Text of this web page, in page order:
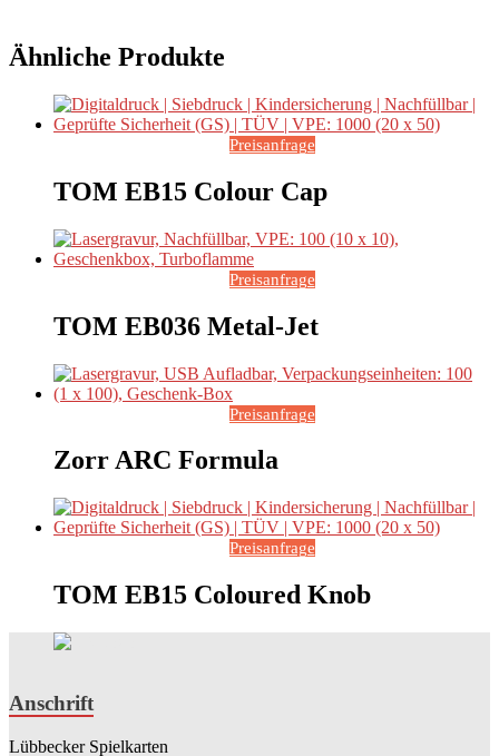
Ähnliche Produkte
Preisanfrage
TOM EB15 Colour Cap
Preisanfrage
TOM EB036 Metal-Jet
Preisanfrage
Zorr ARC Formula
Preisanfrage
TOM EB15 Coloured Knob
Anschrift
Lübbecker Spielkarten